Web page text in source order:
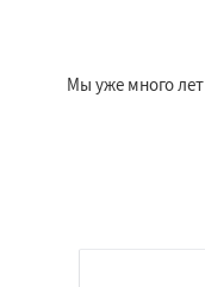
Мы уже много